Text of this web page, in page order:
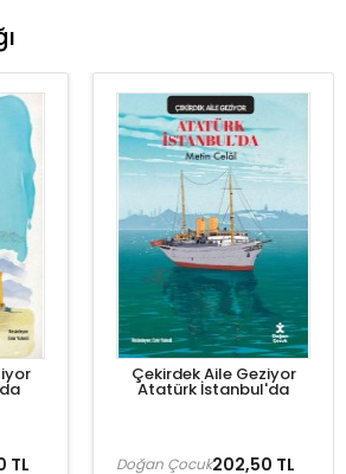
TL
Çekirdek Aile Geziyor
Atatürk İstanbul'da
202,50 TL
Doğan Çocuk